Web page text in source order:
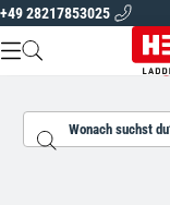
Zum Inhalt springen
+49 28217853025
ÜBER HENCHMAN
Suchen...